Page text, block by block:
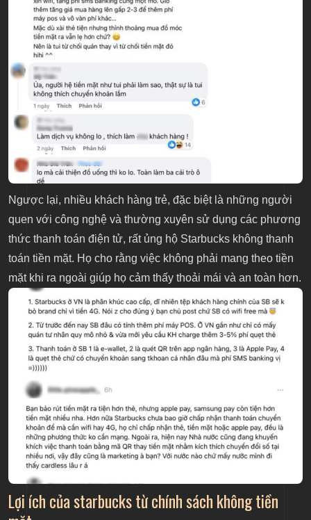
Ngược lại, nhiều khách hàng trẻ, đặc biệt là những người
quen với công nghệ và thường xuyên sử dụng các phương
thức thanh toán điện tử, rất ủng hộ Starbucks không thanh
toán tiền mặt. Họ cho rằng việc không phải mang theo tiền
mặt khi ra ngoài giúp họ cảm thấy thoải mái và an toàn hơn.
Lợi ích của starbucks từ chính sách không tiền